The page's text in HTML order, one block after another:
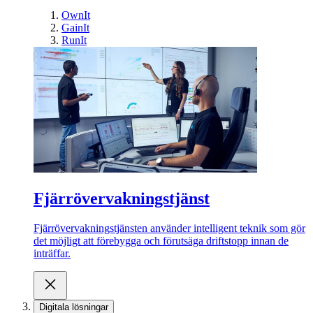
OwnIt
GainIt
RunIt
Fjärrövervakningstjänst
Fjärrövervakningstjänsten använder intelligent teknik som gör
det möjligt att förebygga och förutsäga driftstopp innan de
inträffar.
Digitala lösningar